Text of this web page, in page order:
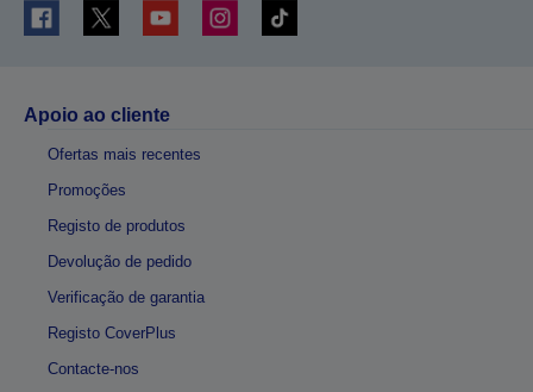
Apoio ao cliente
Ofertas mais recentes
Promoções
Registo de produtos
Devolução de pedido
Verificação de garantia
Registo CoverPlus
Contacte-nos